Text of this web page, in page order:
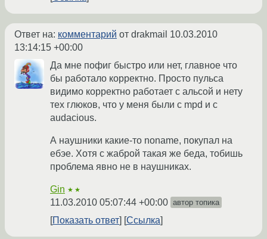
Ответ на: комментарий от drakmail 10.03.2010
13:14:15 +00:00
Да мне пофиг быстро или нет, главное что
бы работало корректно. Просто пульса
видимо корректно работает с альсой и нету
тех глюков, что у меня были с mpd и с
audacious.
А наушники какие-то noname, покупал на
ебэе. Хотя с жаброй такая же беда, тобишь
проблема явно не в наушниках.
Gin ★★
11.03.2010 05:07:44 +00:00 автор топика
Показать ответ Ссылка